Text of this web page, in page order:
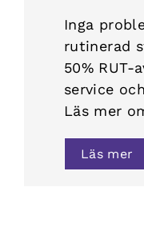
Inga
rutinerad
50%
service
Läs mer
Läs mer